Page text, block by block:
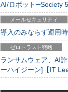
AI/ロボット─Society
メールセキュリティ
導入のみならず運用
ゼロトラスト戦略
ランサムウェア、AI
ーハイジーン]【IT